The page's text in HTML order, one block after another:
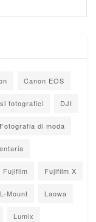
Canon EOS
fotografici DJI
Fotografia di moda
Fujifilm Fujifilm X
L-Mount Laowa
Lumix